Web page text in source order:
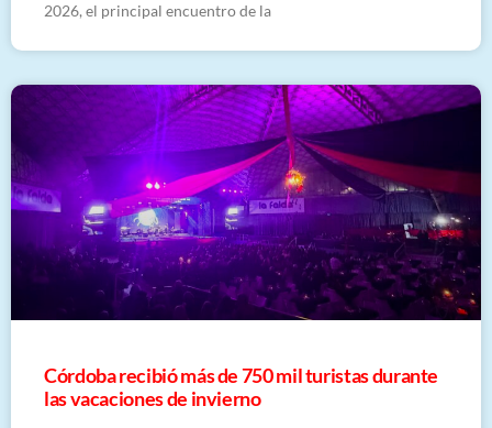
2026, el principal encuentro de la
Córdoba recibió más de 750 mil turistas durante
las vacaciones de invierno